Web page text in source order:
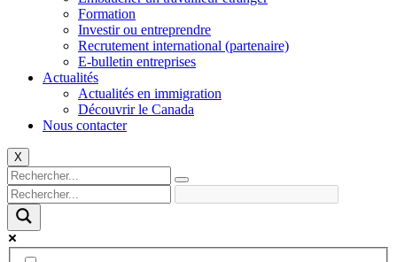
Formation
Investir ou entreprendre
Recrutement international (partenaire)
E-bulletin entreprises
Actualités
Actualités en immigration
Découvrir le Canada
Nous contacter
X